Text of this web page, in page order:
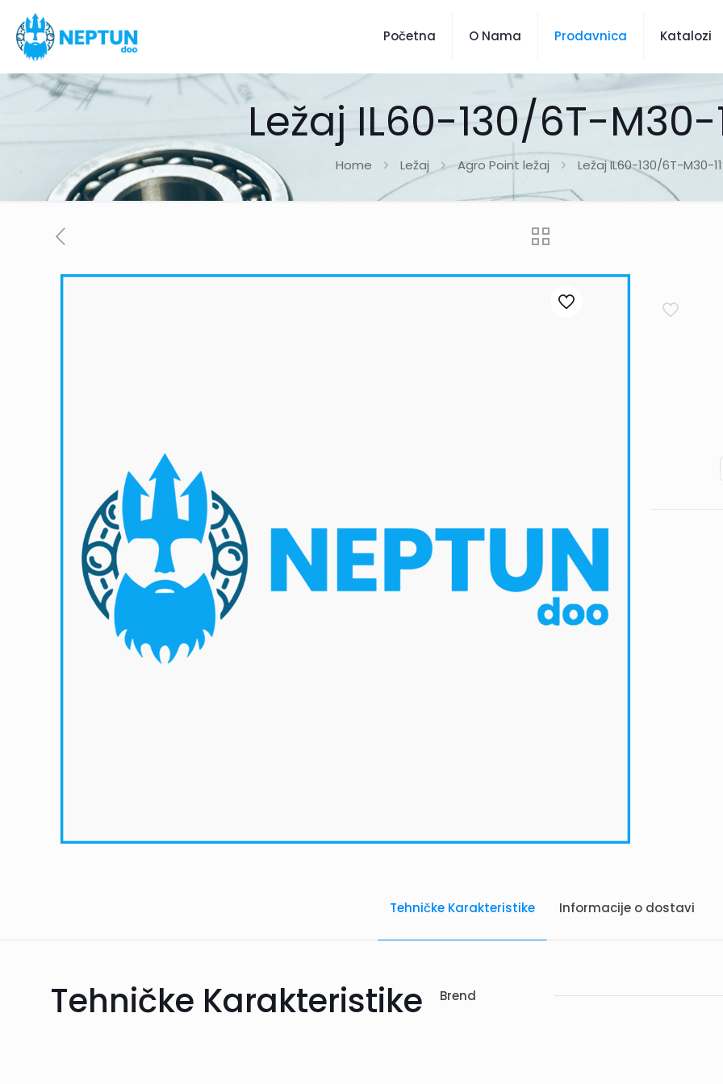
Početna O Nama Prodavnica Katalozi
Ležaj IL60-130/6T-M30-
Home Ležaj Agro Point ležaj Ležaj IL60-130/6T-M30-
Tehničke Karakteristike Informacije o dostavi
Tehničke Karakteristike Brend